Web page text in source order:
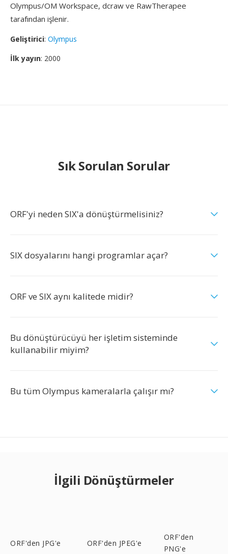
Olympus/OM Workspace, dcraw ve RawTherapee
tarafından işlenir.
Geliştirici: Olympus
İlk yayın: 2000
Sık Sorulan Sorular
ORF'yi neden SIX'a dönüştürmelisiniz?
SIX dosyalarını hangi programlar açar?
ORF ve SIX aynı kalitede midir?
Bu dönüştürücüyü her işletim sisteminde
kullanabilir miyim?
Bu tüm Olympus kameralarla çalışır mı?
İlgili Dönüştürmeler
ORF'den JPG'e ORF'den JPEG'e
ORF'den
PNG'e